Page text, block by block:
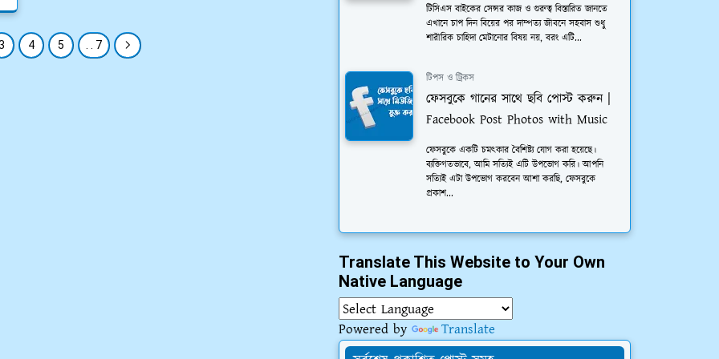
4 5 . . 7
টিসিএস বাইকের সেন্সর কাজ ও গুরুত্ব বিস্তারিত জানতে
এখানে চাপ দিন বিয়ের পর দাম্পত্য জীবনে সহবাস শুধু
শারীরিক চাহিদা মেটানোর বিষয় নয়, বরং এটি...
টিপস ও ট্রিকস
ফেসবুকে গানের সাথে ছবি পোস্ট করুন |
Facebook Post Photos with Music
ফেসবুকে একটি চমত্কার বৈশিষ্ট্য যোগ করা হয়েছে।
ব্যক্তিগতভাবে, আমি সত্যিই এটি উপভোগ করি। আপনি
সত্যিই এটা উপভোগ করবেন আশা করছি, ফেসবুকে
প্রকাশ...
Translate This Website to Your Own
Native Language
Powered by
Translate